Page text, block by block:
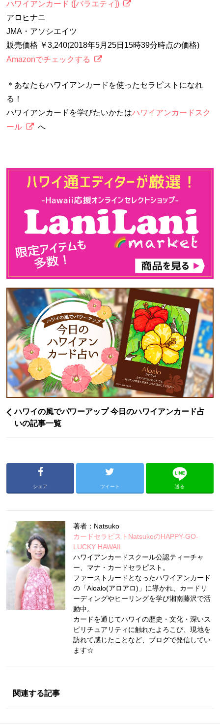
ハワイアンカード ([バラエティ])
アロヒナニ
JMA・アソシエイツ
販売価格 ￥3,240(2018年5月25日15時39分時点の価格)
Amazonでチェックする
＊あなたもハワイアンカードを使ったセラピストになれ
る！
ハワイアンカードを学びたいかたはハワイアンカードスク
ール
へ
ハワイの風でパワーアップ 今日のハワイアンカード占
いの記事一覧
シェア ツイート 送る
著者：Natsuko
カードセラピストNatsukoのHAPPY-GO-
LUCKY HAWAII
ハワイアンカードスクール公認ティーチャ
ー、マナ・カードセラピスト。
ファーストカードとなったハワイアンカード
の「Aloalo(アロアロ)」に導かれ、カードリ
ーディングやヒーリングを学び湘南藤沢で活
動中。
カードを通じてハワイの歴史・文化・深いス
ピリチュアリティに触れたよろこび、現地を
訪れて感じたことなど、ブログで発信してい
ます☆
関連する記事